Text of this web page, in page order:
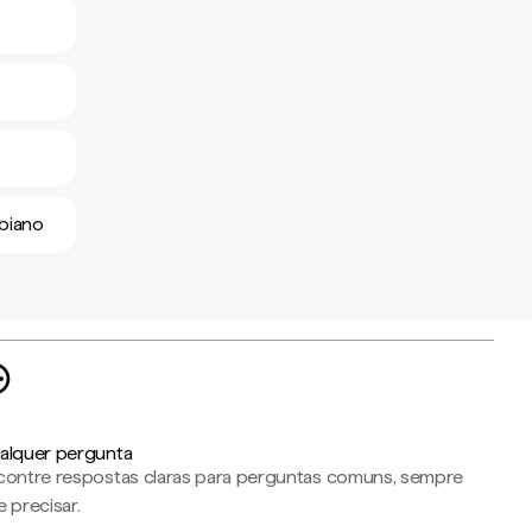
pergunta
respostas claras para perguntas comuns, sempre
precisar.